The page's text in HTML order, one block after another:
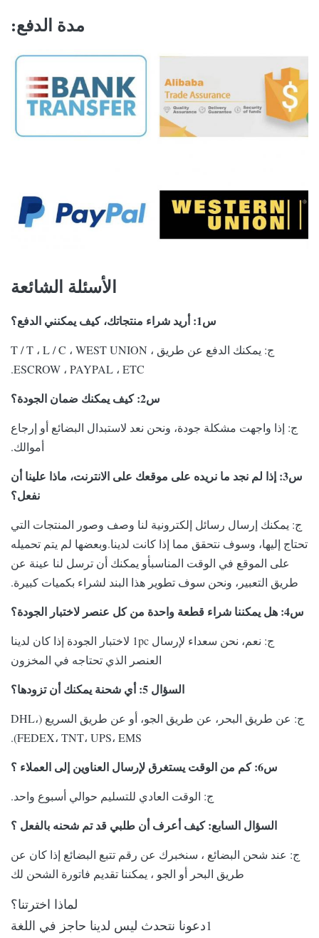
مدة الدفع:
الأسئلة الشائعة
س1: أريد شراء منتجاتك، كيف يمكنني الدفع؟
ج: يمكنك الدفع عن طريق T / T ، L / C ، WEST UNION ،
ESCROW ، PAYPAL ، ETC.
س2: كيف يمكنك ضمان الجودة؟
ج: إذا واجهت مشكلة جودة، ونحن نعد لاستبدال البضائع أو إرجاع
أموالك.
س3: إذا لم نجد ما نريده على موقعك على الانترنت، ماذا علينا أن
نفعل؟
ج: يمكنك إرسال رسائل إلكترونية لنا وصف وصور المنتجات التي
تحتاج إليها، وسوف نتحقق مما إذا كانت لدينا.وبعضها لم يتم تحميله
على الموقع في الوقت المناسبأو يمكنك أن ترسل لنا عينة عن
طريق التعبير، ونحن سوف تطوير هذا البند لشراء بكميات كبيرة.
س4: هل يمكننا شراء قطعة واحدة من كل عنصر لاختبار الجودة؟
ج: نعم، نحن سعداء لإرسال 1pc لاختبار الجودة إذا كان لدينا
العنصر الذي تحتاجه في المخزون
السؤال 5: أي شحنة يمكنك أن تزودها؟
ج: عن طريق البحر، عن طريق الجو، أو عن طريق السريع (DHL،
FEDEX، TNT، UPS، EMS).
س6: كم من الوقت يستغرق لإرسال العناوين إلى العملاء ؟
ج: الوقت العادي للتسليم حوالي أسبوع واحد.
السؤال السابع: كيف أعرف أن طلبي قد تم شحنه بالفعل ؟
ج: عند شحن البضائع ، سنخبرك عن رقم تتبع البضائع إذا كان عن
طريق البحر أو الجو ، يمكننا تقديم فاتورة الشحن لك
لماذا اخترتنا؟
1دعونا نتحدث ليس لدينا حاجز في اللغة